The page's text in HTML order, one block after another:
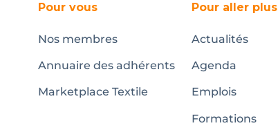
Pour vous
Nos membres
Annuaire des adhérents
Marketplace Textile
Pour aller
Actualités
Agenda
Emplois
Formations